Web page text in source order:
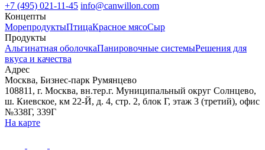
+7 (495) 021-11-45 info@canwillon.com
Концепты
МорепродуктыПтицаКрасное мясоСыр
Продукты
Альгинатная оболочкаПанировочные системыРешения для
вкуса и качества
Адрес
Москва, Бизнес-парк Румянцево
108811, г. Москва, вн.тер.г. Муниципальный округ Солнцево,
ш. Киевское, км 22-Й, д. 4, стр. 2, блок Г, этаж 3 (третий), офис
№338Г, 339Г
На карте